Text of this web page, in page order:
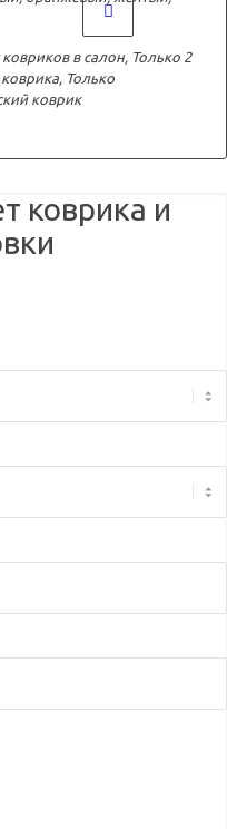
в салон, Только 2
Только
коврик
коврика и